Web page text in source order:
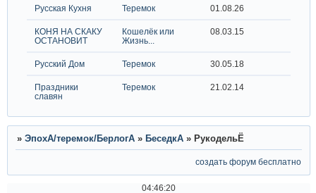
Русская Кухня Теремок 01.08.26
КОНЯ НА СКАКУ
ОСТАНОВИТ
Кошелёк или
Жизнь...
08.03.15
Русский Дом Теремок 30.05.18
Праздники
славян
Теремок 21.02.14
» ЭпохА/теремок/БерлогА » БеседкА » РукодельЁ
создать форум бесплатно
04:46:21